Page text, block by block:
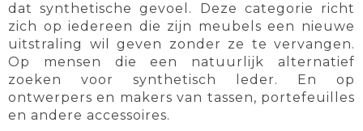
dat synthetische gevoel. Deze categorie richt
zich op iedereen die zijn meubels een nieuwe
uitstraling wil geven zonder ze te vervangen.
Op mensen die een natuurlijk alternatief
zoeken voor synthetisch leder. En op
ontwerpers en makers van tassen, portefeuilles
en andere accessoires.